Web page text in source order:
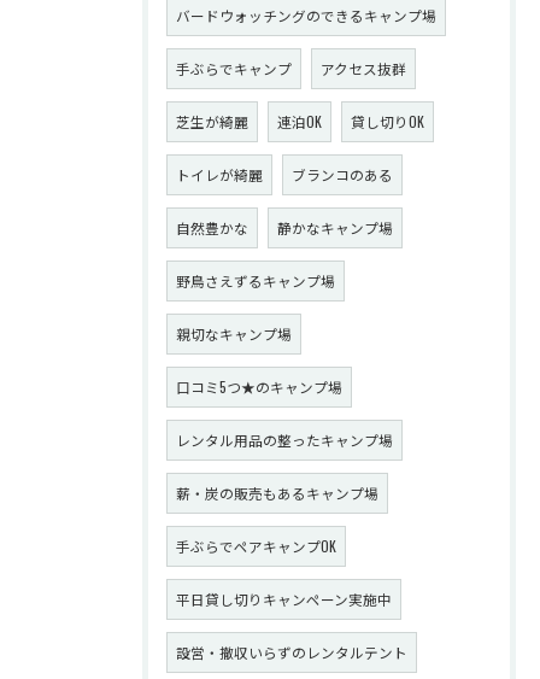
バードウォッチングのできるキャンプ場
手ぶらでキャンプ アクセス抜群
芝生が綺麗 連泊OK 貸し切りOK
トイレが綺麗 ブランコのある
自然豊かな 静かなキャンプ場
野鳥さえずるキャンプ場
親切なキャンプ場
口コミ5つ★のキャンプ場
レンタル用品の整ったキャンプ場
薪・炭の販売もあるキャンプ場
手ぶらでペアキャンプOK
平日貸し切りキャンペーン実施中
設営・撤収いらずのレンタルテント